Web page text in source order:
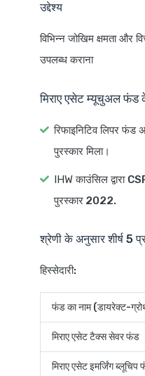
उद्देश्य
विभिन्न जोखिम क्षमता और
उपलब्ध कराना
मिराए एसेट म्यूचुअल फंड
रिफाइनिटिव लिपर फंड
पुरस्कार मिला।
IHW काउंसिल द्वारा
पुरस्कार 2022.
श्रेणी के अनुसार शीर्ष 5
हिस्सेदारी:
फंड का नाम (डायरेक्ट-
मिराए एसेट टैक्स सेवर फंड
मिराए एसेट इमर्जिंग ब्लूचिप